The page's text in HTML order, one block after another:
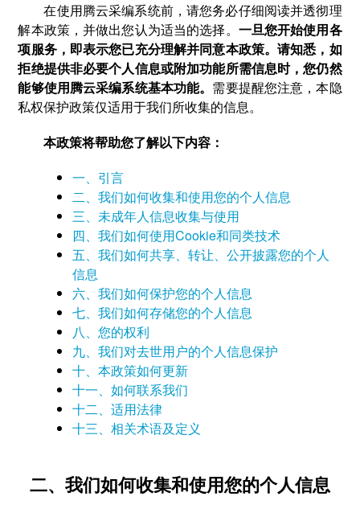
在使用腾云采编系统前，请您务必仔细阅读并透彻理
解本政策，并做出您认为适当的选择。 一旦您开始使用各
项服务，即表示您已充分理解并同意本政策。请知悉，如
拒绝提供非必要个人信息或附加功能所需信息时，您仍然
能够使用腾云采编系统基本功能。 需要提醒您注意，本隐
私权保护政策仅适用于我们所收集的信息。
本政策将帮助您了解以下内容：
一、引言
二、我们如何收集和使用您的个人信息
三、未成年人信息收集与使用
四、我们如何使用Cookie和同类技术
五、我们如何共享、转让、公开披露您的个人
信息
六、我们如何保护您的个人信息
七、我们如何存储您的个人信息
八、您的权利
九、我们对去世用户的个人信息保护
十、本政策如何更新
十一、如何联系我们
十二、适用法律
十三、相关术语及定义
二、我们如何收集和使用您的个人信息